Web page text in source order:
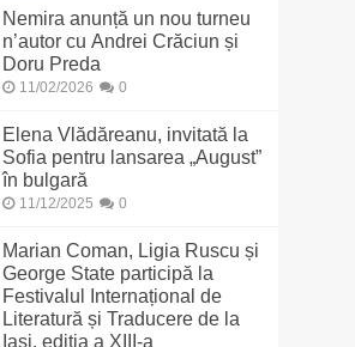
Nemira anunță un nou turneu
n’autor cu Andrei Crăciun și
Doru Preda
11/02/2026 0
Elena Vlădăreanu, invitată la
Sofia pentru lansarea „August”
în bulgară
11/12/2025 0
Marian Coman, Ligia Ruscu și
George State participă la
Festivalul Internațional de
Literatură și Traducere de la
Iași, ediția a XIII-a